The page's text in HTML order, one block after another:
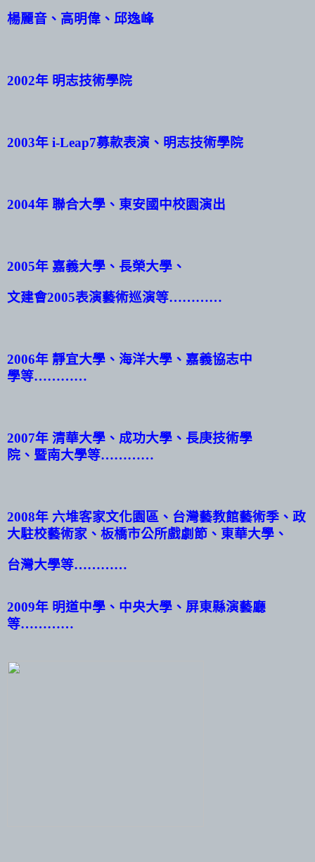
楊麗音、高明偉、邱逸峰
2002年 明志技術學院
2003年 i-Leap7募款表演、明志技術學院
2004年 聯合大學、東安國中校園演出
2005年 嘉義大學、長榮大學、
文建會2005表演藝術巡演等…………
2006年 靜宜大學、海洋大學、嘉義協志中
學等…………
2007年 清華大學、成功大學、長庚技術學
院、暨南大學等…………
2008年 六堆客家文化園區、台灣藝教館藝術季、政
大駐校藝術家、板橋市公所戲劇節、東華大學、
台灣大學等…………
2009年 明道中學、中央大學、屏東縣演藝廳
等…………